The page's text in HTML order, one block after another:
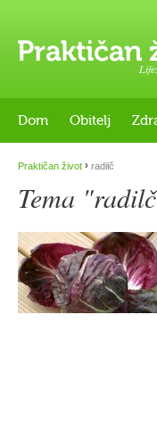
Dom Obitelj
Praktičan život › radilč
Tema